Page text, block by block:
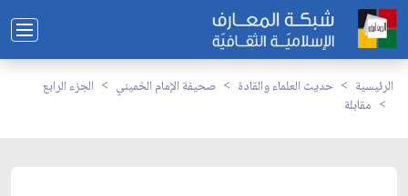
الرئيسية حديث العلماء والقادة صحيفة الإمام الخميني
الجزء الرابع
مقابلة